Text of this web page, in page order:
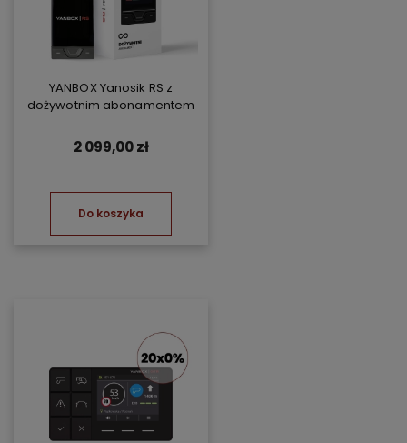
YANBOX Yanosik RS z
dożywotnim abonamentem
2 099,00 zł
Do koszyka